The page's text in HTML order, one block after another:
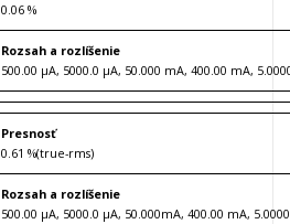
0.06 %
Rozsah a rozlíšenie
500.00 µA, 5000.0 µA, 50.000 mA, 400.00 mA,
Presnosť
0.61 %(true-rms)
Rozsah a rozlíšenie
500.00 µA, 5000.0 µA, 50.000mA, 400.00 mA,